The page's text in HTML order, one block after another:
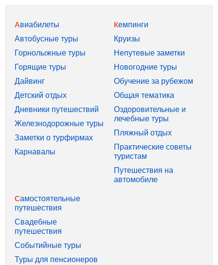
Авиабилеты
Автобусные туры
Горнолыжные туры
Горящие туры
Дайвинг
Детский отдых
Дневники путешествий
Железнодорожные туры
Заметки о турфирмах
Карнавалы
Кемпинги
Круизы
Непутевые заметки
Новогодние туры
Обучение за рубежом
Общая тематика
Оздоровительные и
лечебные туры
Пляжный отдых
Практические советы
туристам
Путешествия на
автомобиле
Самостоятельные
путешествия
Свадебные
путешествия
Событийные туры
Туры для пенсионеров